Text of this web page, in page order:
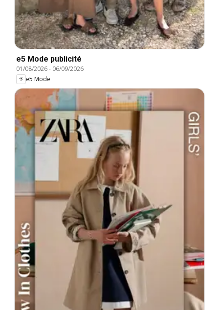
e5 Mode publicité
01/08/2026- 06/09/2026
e5 Mode